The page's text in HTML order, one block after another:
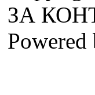
ЗА
Powered